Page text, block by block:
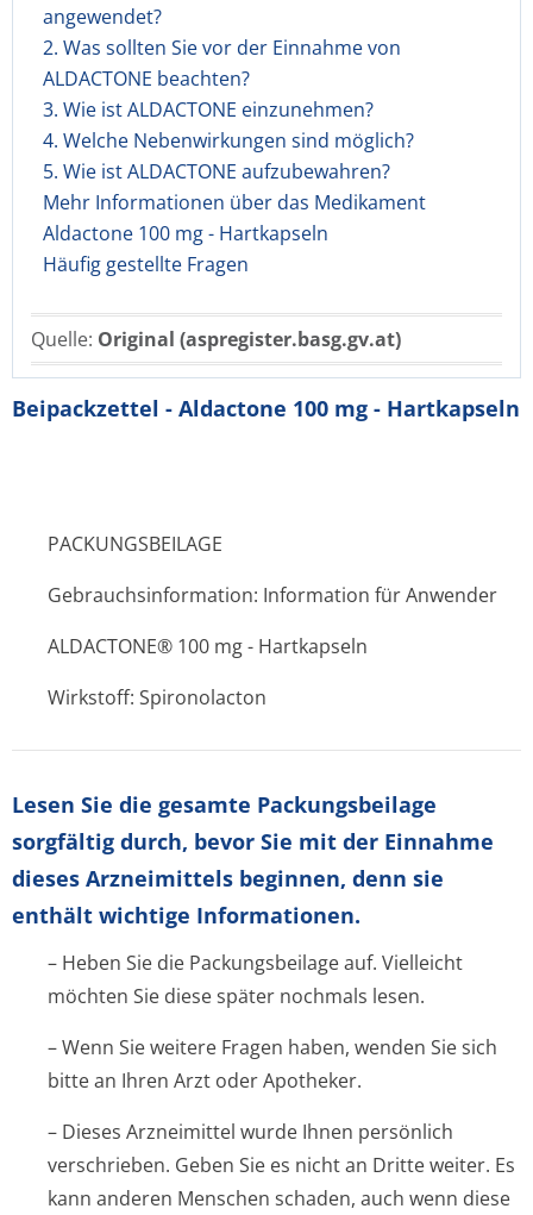
angewendet?
2. Was sollten Sie vor der Einnahme von
ALDACTONE beachten?
3. Wie ist ALDACTONE einzunehmen?
4. Welche Nebenwirkungen sind möglich?
5. Wie ist ALDACTONE aufzubewahren?
Mehr Informationen über das Medikament
Aldactone 100 mg - Hartkapseln
Häufig gestellte Fragen
Quelle: Original (aspregister.basg.gv.at)
Beipackzettel - Aldactone 100 mg - Hartkapseln
PACKUNGSBEILAGE
Gebrauchsinformation: Information für Anwender
ALDACTONE® 100 mg - Hartkapseln
Wirkstoff: Spironolacton
Lesen Sie die gesamte Packungsbeilage
sorgfältig durch, bevor Sie mit der Einnahme
dieses Arzneimittels beginnen, denn sie
enthält wichtige Informationen.
– Heben Sie die Packungsbeilage auf. Vielleicht
möchten Sie diese später nochmals lesen.
– Wenn Sie weitere Fragen haben, wenden Sie sich
bitte an Ihren Arzt oder Apotheker.
– Dieses Arzneimittel wurde Ihnen persönlich
verschrieben. Geben Sie es nicht an Dritte weiter. Es
kann anderen Menschen schaden, auch wenn diese